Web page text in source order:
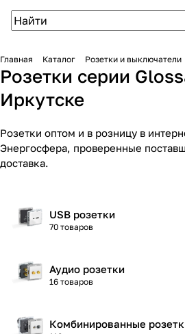
Главная Каталог Розетки и выключатели
Розетки серии
Иркутске
Розетки оптом и в розницу в
Энергосфера, проверенные
доставка.
USB розетки
70 товаров
Аудио розетки
16 товаров
Комбинированные